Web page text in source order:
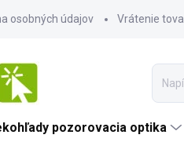
osobných údajov Vrátenie
pozorovacia optika